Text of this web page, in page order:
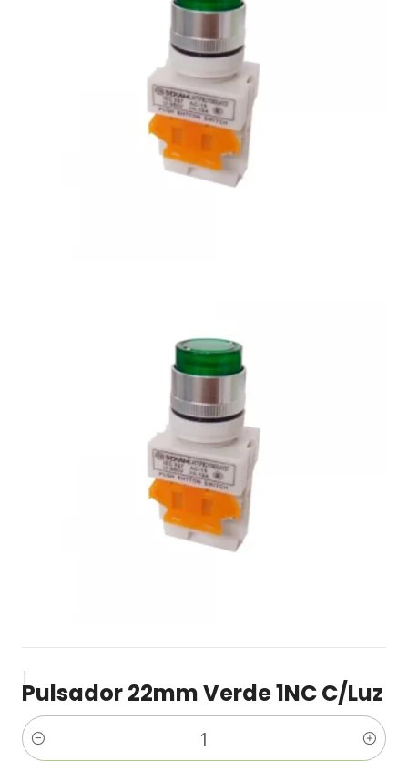
|
Pulsador 22mm Verde 1NC C/Luz
Cantidad